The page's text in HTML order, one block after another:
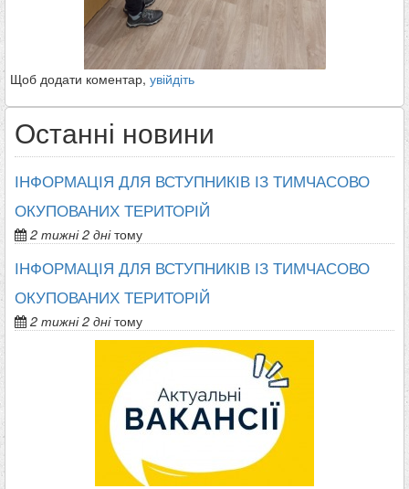
Щоб додати коментар, увійдіть
Останні новини
ІНФОРМАЦІЯ ДЛЯ ВСТУПНИКІВ ІЗ ТИМЧАСОВО
ОКУПОВАНИХ ТЕРИТОРІЙ
2 тижні 2 днітому
ІНФОРМАЦІЯ ДЛЯ ВСТУПНИКІВ ІЗ ТИМЧАСОВО
ОКУПОВАНИХ ТЕРИТОРІЙ
2 тижні 2 днітому